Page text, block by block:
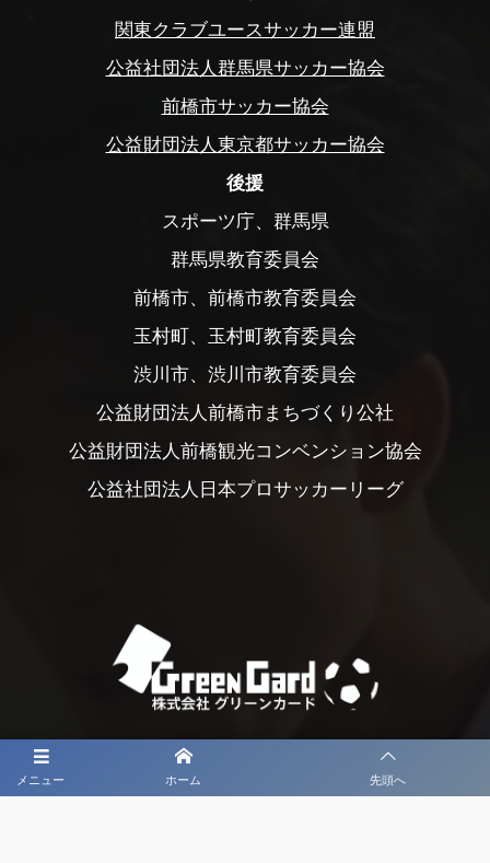
メニュー ホーム 先頭へ
関東クラブユースサッカー連盟
公益社団法人群馬県サッカー協会
前橋市サッカー協会
公益財団法人東京都サッカー協会
後援
スポーツ庁、群馬県
群馬県教育委員会
前橋市、前橋市教育委員会
玉村町、玉村町教育委員会
渋川市、渋川市教育委員会
公益財団法人前橋市まちづくり公社
公益財団法人前橋観光コンベンション協会
公益社団法人日本プロサッカーリーグ
大会メディア協力社として